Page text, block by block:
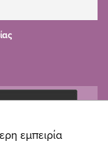
εμπειρία